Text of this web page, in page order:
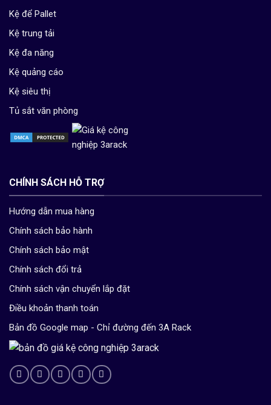
Kệ để Pallet
Kệ trung tải
Kệ đa năng
Kệ quảng cáo
Kệ siêu thị
Tủ sắt văn phòng
CHÍNH SÁCH HỖ TRỢ
Hướng dẫn mua hàng
Chính sách bảo hành
Chính sách bảo mật
Chính sách đổi trả
Chính sách vận chuyển lắp đặt
Điều khoản thanh toán
Bản đồ Google map - Chỉ đường đến 3A Rack